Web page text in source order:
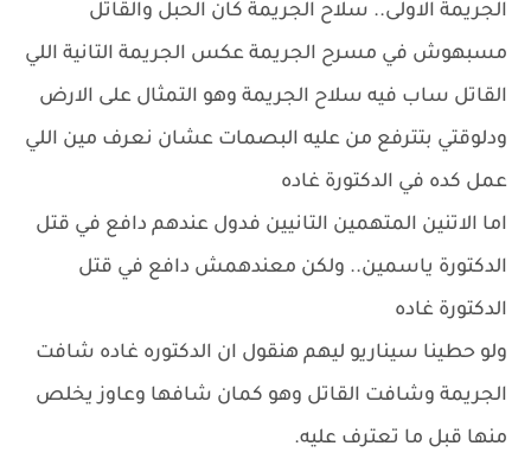
الجريمة الاولى.. سلاح الجريمة كان الحبل والقاتل
مسبهوش في مسرح الجريمة عكس الجريمة التانية اللي
القاتل ساب فيه سلاح الجريمة وهو التمثال على الارض
ودلوقتي بتترفع من عليه البصمات عشان نعرف مين اللي
عمل كده في الدكتورة غاده
اما الاتنين المتهمين التانيين فدول عندهم دافع في قتل
الدكتورة ياسمين.. ولكن معندهمش دافع في قتل
الدكتورة غاده
ولو حطينا سيناريو ليهم هنقول ان الدكتوره غاده شافت
الجريمة وشافت القاتل وهو كمان شافها وعاوز يخلص
منها قبل ما تعترف عليه.